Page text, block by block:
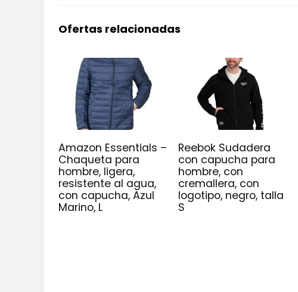
Ofertas relacionadas
Amazon Essentials –
Chaqueta para
hombre, ligera,
resistente al agua,
con capucha, Azul
Marino, L
Reebok Sudadera
con capucha para
hombre, con
cremallera, con
logotipo, negro, talla
S